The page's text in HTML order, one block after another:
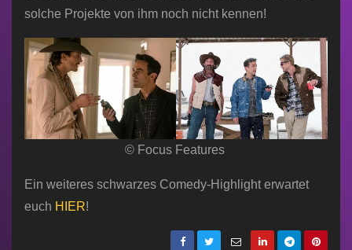
solche Projekte von ihm noch nicht kennen!
© Focus Features
Ein weiteres schwarzes Comedy-Highlight erwartet
euch HIER!